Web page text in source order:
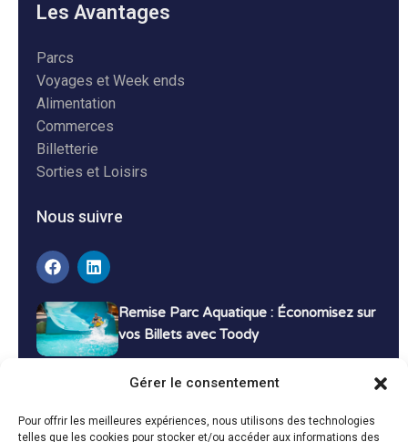
Gérer le consentement
Pour offrir les meilleures expériences, nous utilisons des technologies
telles que les cookies pour stocker et/ou accéder aux informations des
Les Avantages
Parcs
Voyages et Week ends
Alimentation
Commerces
Billetterie
Sorties et Loisirs
Nous suivre
Remise Parc Aquatique : Économisez sur
vos Billets avec Toody
Bons Plans Voyage : Économisez sur vos
Vacances avec Toody